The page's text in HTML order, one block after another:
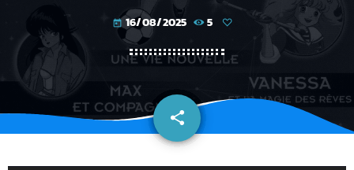
today 16/08/2025 5
share
email